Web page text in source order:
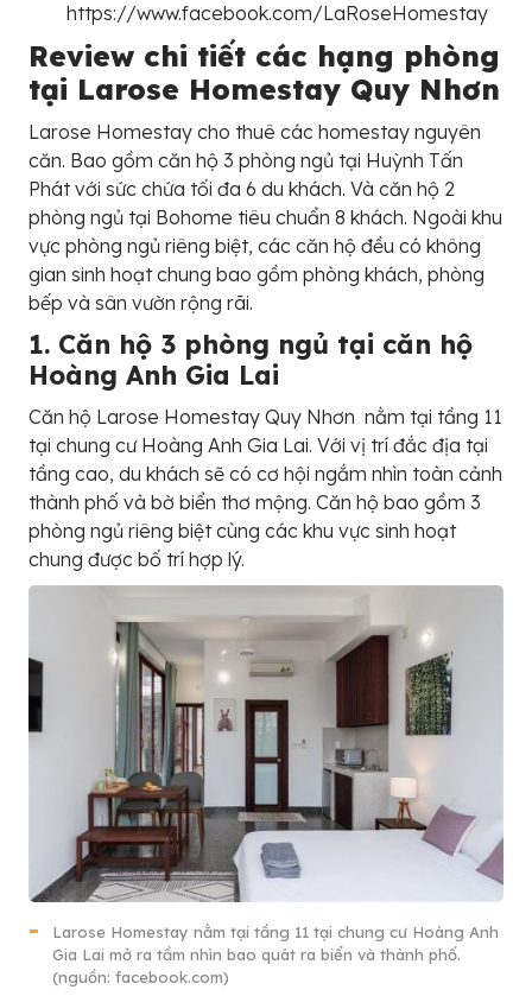
https://www.facebook.com/LaRoseHomestay
Review chi tiết các hạng phòng
tại Larose Homestay Quy Nhơn
Larose Homestay cho thuê các homestay nguyên
căn. Bao gồm căn hộ 3 phòng ngủ tại Huỳnh Tấn
Phát với sức chứa tối đa 6 du khách. Và căn hộ 2
phòng ngủ tại Bohome tiêu chuẩn 8 khách. Ngoài khu
vực phòng ngủ riêng biệt, các căn hộ đều có không
gian sinh hoạt chung bao gồm phòng khách, phòng
bếp và sân vườn rộng rãi.
1. Căn hộ 3 phòng ngủ tại căn hộ
Hoàng Anh Gia Lai
Căn hộ Larose Homestay Quy Nhơn nằm tại tầng 11
tại chung cư Hoàng Anh Gia Lai. Với vị trí đắc địa tại
tầng cao, du khách sẽ có cơ hội ngắm nhìn toàn cảnh
thành phố và bờ biển thơ mộng. Căn hộ bao gồm 3
phòng ngủ riêng biệt cùng các khu vực sinh hoạt
chung được bố trí hợp lý.
Larose Homestay nằm tại tầng 11 tại chung cư Hoàng Anh
Gia Lai mở ra tầm nhìn bao quát ra biển và thành phố.
(nguồn: facebook.com)